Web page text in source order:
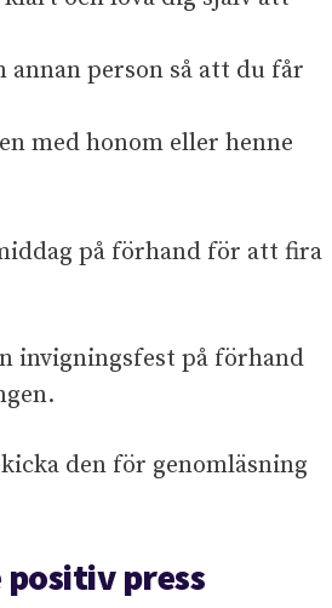
annan person så att du får
med honom eller henne
på förhand för att fira
invigningsfest på förhand
den för genomläsning
press